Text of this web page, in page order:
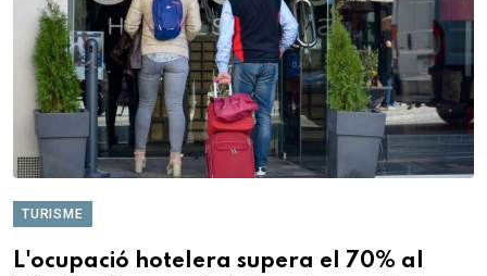
TURISME
L'ocupació hotelera supera el 70% al